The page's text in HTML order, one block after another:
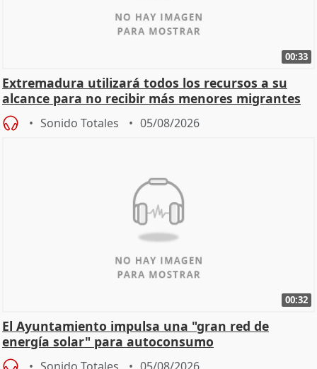
00:33
Extremadura utilizará todos los recursos a su
alcance para no recibir más menores migrantes
Sonido Totales 05/08/2026
00:32
El Ayuntamiento impulsa una "gran red de
energía solar" para autoconsumo